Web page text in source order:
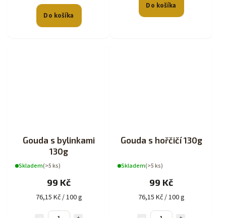
Do košíka
Do košíka
Gouda s bylinkami
130g
Skladem(>5 ks)
99 Kč
76,15 Kč / 100 g
Gouda s hořčičí 130g
Skladem(>5 ks)
99 Kč
76,15 Kč / 100 g